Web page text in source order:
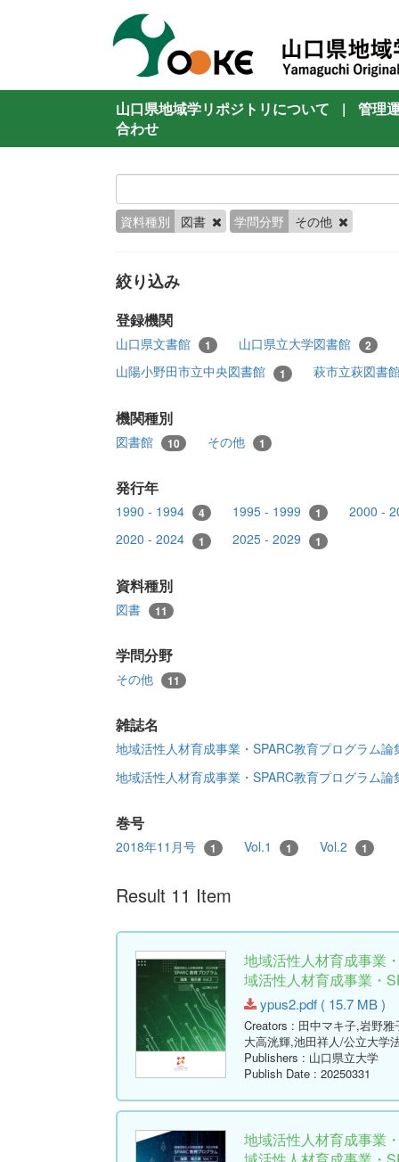
山口県地域学リポジトリについて |
管理
合わせ
資料種別 図書 学問分野 その他
絞り込み
登録機関
山口県文書館 1 山口県立大学図書館 2
山陽小野田市立中央図書館 1 萩市立萩図書
機関種別
図書館 10 その他 1
発行年
1990 - 1994 4 1995 - 1999 1
2000 -
2020 - 2024
1 2025 - 2029 1
資料種別
図書 11
学問分野
その他 11
雑誌名
地域活性人材育成事業・SPARC教育プログラム
地域活性人材育成事業・SPARC教育プログラム
巻号
2018年11月号 1 Vol.1 1 Vol.2 1
Result 11 Item
地域活性人材育成事業
域活性人材育成事業・
ypus2.pdf ( 15.7 MB )
Creators : 田中マキ子,岩野
大高洸輝,池田祥人/公立大
Publishers : 山口県立大学
Publish Date : 20250331
地域活性人材育成事業